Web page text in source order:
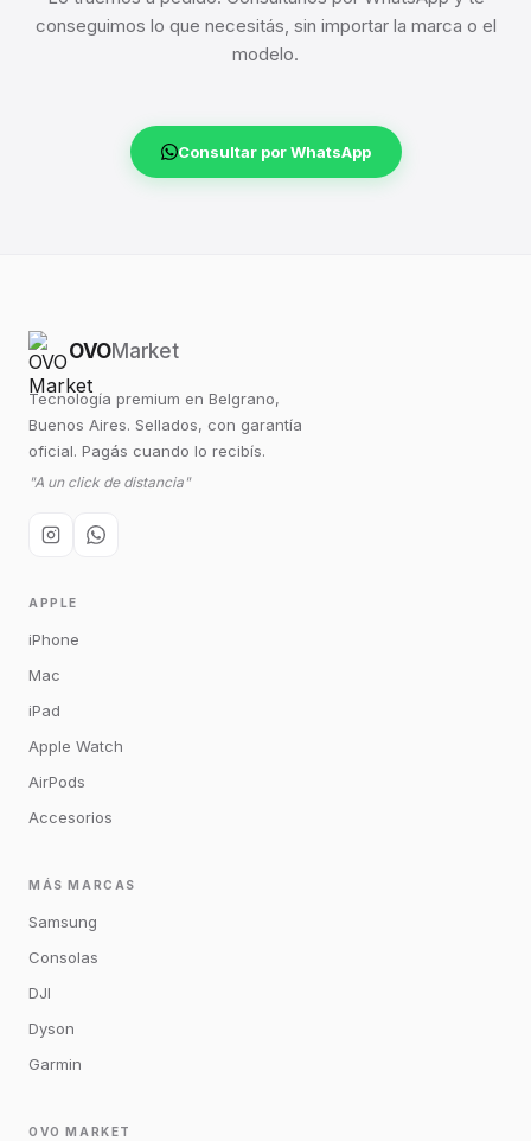
conseguimos lo que necesitás, sin importar la marca o el
modelo.
Consultar por WhatsApp
OVOMarket
Tecnología premium en Belgrano,
Buenos Aires. Sellados, con garantía
oficial. Pagás cuando lo recibís.
"A un click de distancia"
APPLE
iPhone
Mac
iPad
Apple Watch
AirPods
Accesorios
MÁS MARCAS
Samsung
Consolas
DJI
Dyson
Garmin
OVO MARKET